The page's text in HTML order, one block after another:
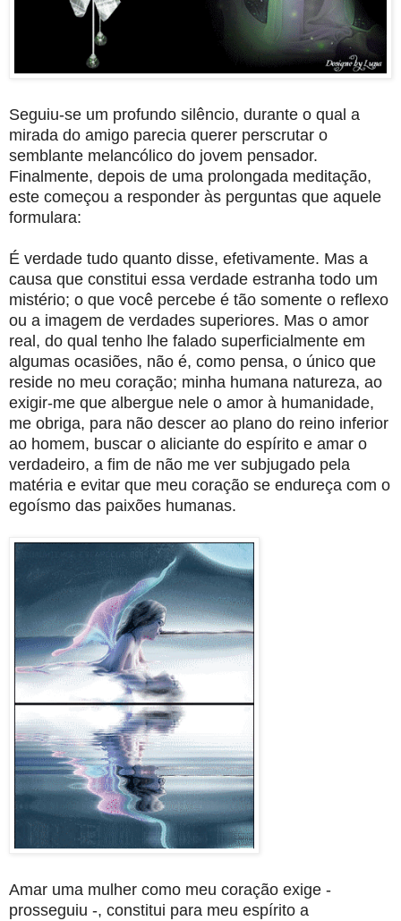
Seguiu-se um profundo silêncio, durante o qual a
mirada do amigo parecia querer perscrutar o
semblante melancólico do jovem pensador.
Finalmente, depois de uma prolongada meditação,
este começou a responder às perguntas que aquele
formulara:
É verdade tudo quanto disse, efetivamente. Mas a
causa que constitui essa verdade estranha todo um
mistério; o que você percebe é tão somente o reflexo
ou a imagem de verdades superiores. Mas o amor
real, do qual tenho lhe falado superficialmente em
algumas ocasiões, não é, como pensa, o único que
reside no meu coração; minha humana natureza, ao
exigir-me que albergue nele o amor à humanidade,
me obriga, para não descer ao plano do reino inferior
ao homem, buscar o aliciante do espírito e amar o
verdadeiro, a fim de não me ver subjugado pela
matéria e evitar que meu coração se endureça com o
egoísmo das paixões humanas.
Amar uma mulher como meu coração exige -
prosseguiu -, constitui para meu espírito a